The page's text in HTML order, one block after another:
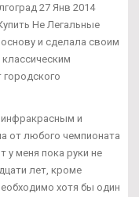
27 Янв 2014
Не Легальные
и сделала своим
инфракрасным и
от любого чемпионата
у меня пока руки не
лет, кроме
хотя бы один